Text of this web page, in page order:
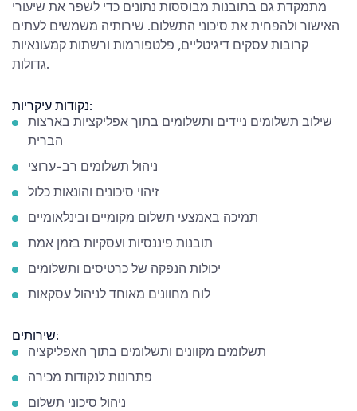
מתמקדת גם בתובנות מבוססות נתונים כדי לשפר את שיעורי
האישור ולהפחית את סיכוני התשלום. שירותיה משמשים לעתים
קרובות עסקים דיגיטליים, פלטפורמות ורשתות קמעונאיות
גדולות.
נקודות עיקריות:
שילוב תשלומים ניידים ותשלומים בתוך אפליקציות בארצות
הברית
ניהול תשלומים רב-ערוצי
זיהוי סיכונים והונאות כלול
תמיכה באמצעי תשלום מקומיים ובינלאומיים
תובנות פיננסיות ועסקיות בזמן אמת
יכולות הנפקה של כרטיסים ותשלומים
לוח מחוונים מאוחד לניהול עסקאות
שירותים:
תשלומים מקוונים ותשלומים בתוך האפליקציה
פתרונות לנקודות מכירה
ניהול סיכוני תשלום